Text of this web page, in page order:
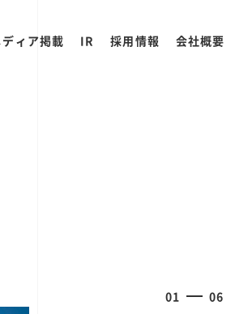
ィア掲載 IR 採用情報 会社概要
02 06